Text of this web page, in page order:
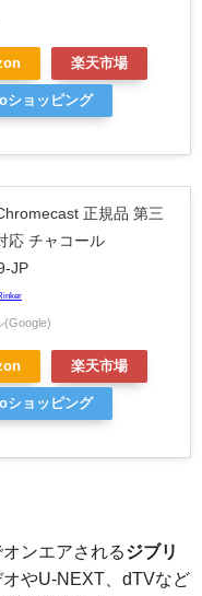
楽天市場
ショッピング
正規品 第三
応 チャコール
JP
(Google)
楽天市場
ショッピング
ンエアされるジブリ
オやU-NEXT、dTVなど